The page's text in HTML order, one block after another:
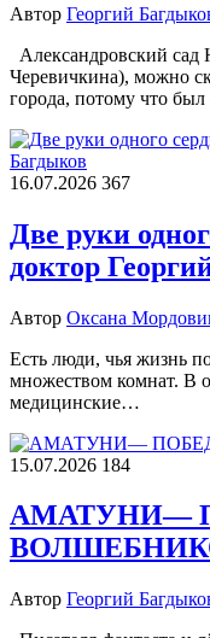
Автор Георгий
Александровский
Черевичкина), можно
города, потому что
16.07.2026 367
Две руки
доктор
Автор Оксана
Есть люди, чья жизнь
множеством комнат. В
медицинские…
15.07.2026 184
АМАТУНИ—
Автор Георгий